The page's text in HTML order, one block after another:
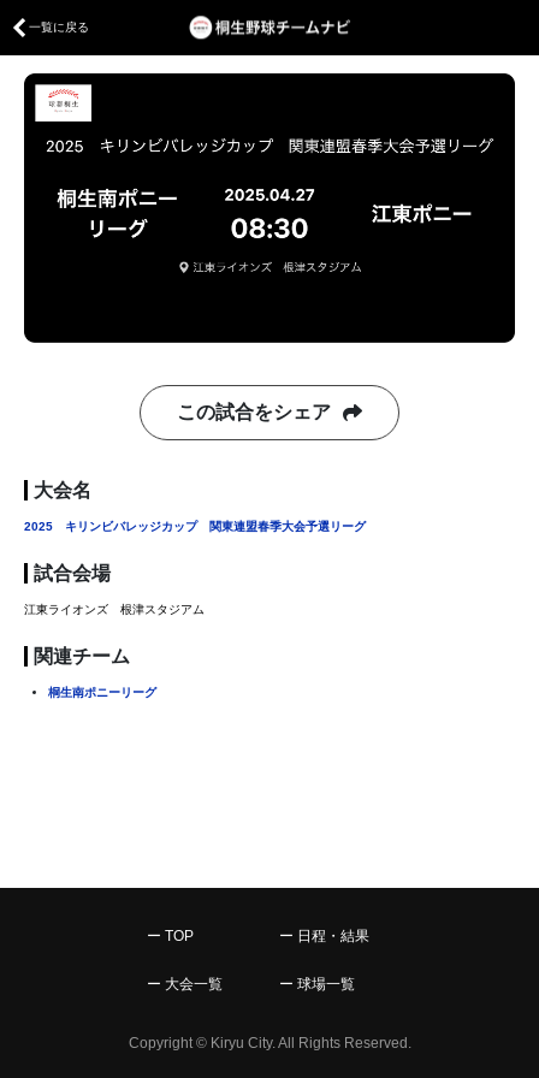
一覧に戻る
この試合をシェア
大会名
2025 キリンビバレッジカップ 関東連盟春季大会予選リーグ
試合会場
江東ライオンズ 根津スタジアム
関連チーム
桐生南ポニーリーグ
ー TOP ー 日程・結果
ー 大会一覧 ー 球場一覧
Copyright © Kiryu City. All Rights Reserved.